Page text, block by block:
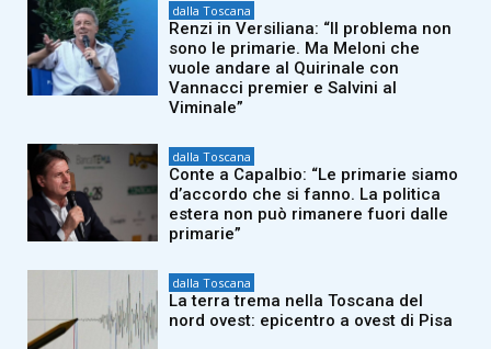
dalla Toscana
Renzi in Versiliana: “Il problema non
sono le primarie. Ma Meloni che
vuole andare al Quirinale con
Vannacci premier e Salvini al
Viminale”
dalla Toscana
Conte a Capalbio: “Le primarie siamo
d’accordo che si fanno. La politica
estera non può rimanere fuori dalle
primarie”
dalla Toscana
La terra trema nella Toscana del
nord ovest: epicentro a ovest di Pisa